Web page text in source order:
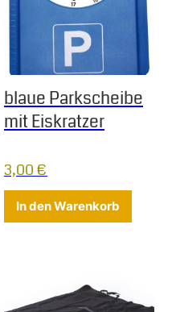
blaue Parkscheibe
mit Eiskratzer
3,00€
In den Warenkorb